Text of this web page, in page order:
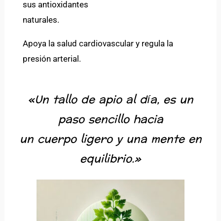
sus antioxidantes
naturales.
Apoya la salud cardiovascular y regula la
presión arterial.
«Un tallo de apio al día, es un
paso sencillo hacia
un cuerpo ligero y una mente en
equilibrio.»